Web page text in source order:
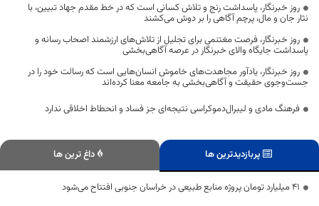
روز خبرنگار، پاسداشت رنج و تلاش کسانی است که در خط مقدم جهاد تبیین، با
نثار جان و مال، پرچم آگاهی را بر دوش می‌کشند
روز خبرنگار، فرصت مغتنمی برای تجلیل از تلاش‌های ارزشمند اصحاب رسانه و
پاسداشت جایگاه والای خبرنگار در عرصه آگاهی‌بخشی
روز خبرنگار، یادآور مجاهدت‌های خاموش انسان‌هایی است که رسالت خود را در
جست‌وجوی حقیقت و آگاهی‌بخشی به جامعه معنا کرده‌اند
فرهنگ مادی و لیبرال‌دموکراسی نتیجه‌ای جز فساد و انحطاط اخلاقی ندارد
پربازدیدترین ها داغ ترین ها
۴۱ میلیارد تومان پروژه منابع طبیعی در خراسان جنوبی افتتاح می‌شود